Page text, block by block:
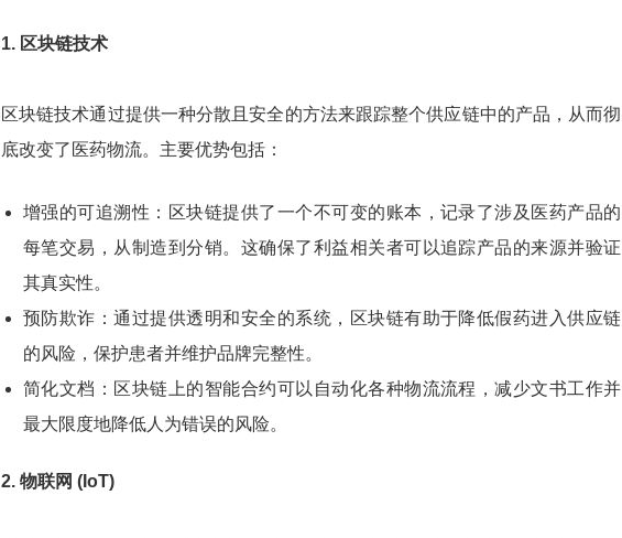
1. 区块链技术
区块链技术通过提供一种分散且安全的方法来跟踪整个供应链中的产品，从而彻
底改变了医药物流。主要优势包括：
增强的可追溯性：区块链提供了一个不可变的账本，记录了涉及医药产品的
每笔交易，从制造到分销。这确保了利益相关者可以追踪产品的来源并验证
其真实性。
预防欺诈：通过提供透明和安全的系统，区块链有助于降低假药进入供应链
的风险，保护患者并维护品牌完整性。
简化文档：区块链上的智能合约可以自动化各种物流流程，减少文书工作并
最大限度地降低人为错误的风险。
2. 物联网 (IoT)